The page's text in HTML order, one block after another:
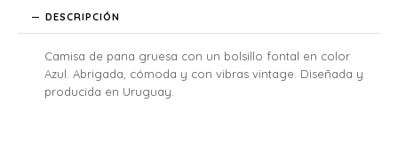
DESCRIPCIÓN
Camisa de pana gruesa con un bolsillo fontal en color
Azul. Abrigada, cómoda y con vibras vintage. Diseñada y
producida en Uruguay.